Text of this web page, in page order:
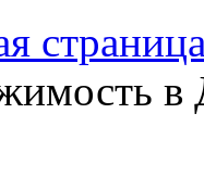
страница
в